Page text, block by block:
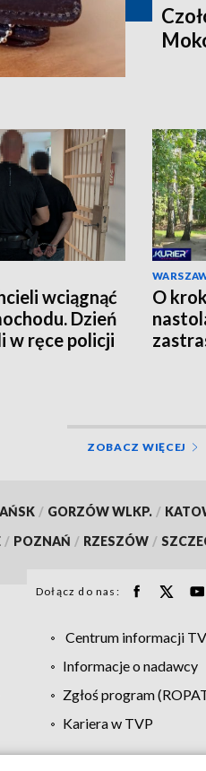
wciągnąć
Dzień
w ręce policji
O
ZOBACZ WIĘCEJ
/ GORZÓW WLKP. /
/ POZNAŃ / RZESZÓW /
Dołącz do nas:
Centrum informacji
Informacje o nadawcy
Zgłoś program
Kariera w TVP